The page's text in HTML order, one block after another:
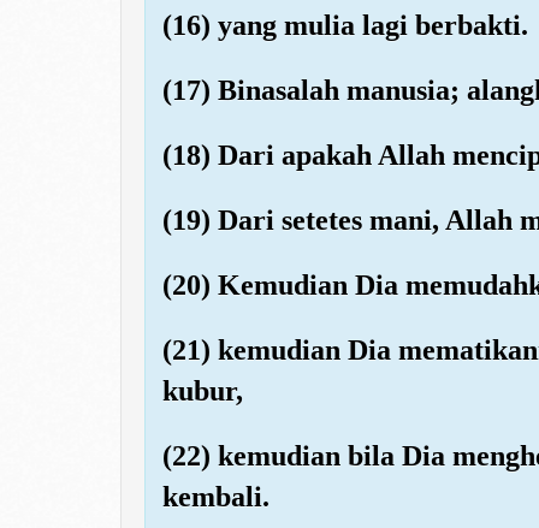
(16) yang mulia lagi berbakti.
(17) Binasalah manusia;
(18) Dari apakah Allah
(19) Dari setetes mani, Allah
(20) Kemudian Dia
(21) kemudian Dia
kubur,
(22) kemudian bila Dia
kembali.